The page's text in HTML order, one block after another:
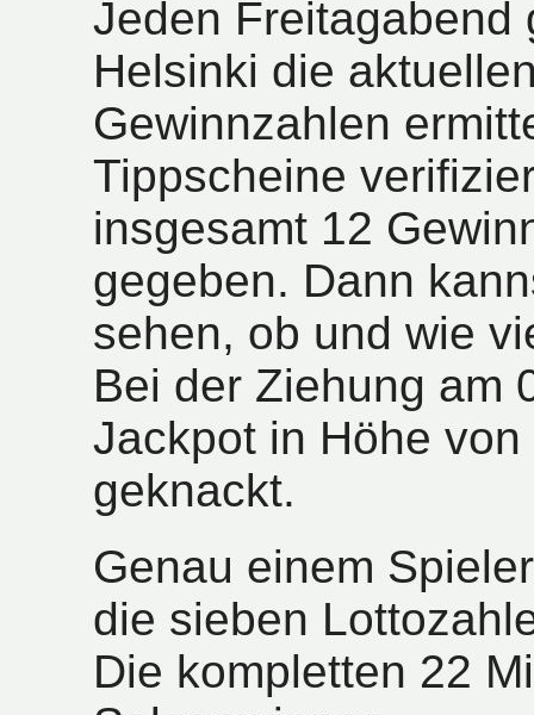
Jeden Freitagabend
Helsinki die
Gewinnzahlen
Tippscheine
insgesamt 12
gegeben. Dann
sehen, ob und wie
Bei der Ziehung am
Jackpot in Höhe
geknackt.
Genau einem
die sieben
Die kompletten 22